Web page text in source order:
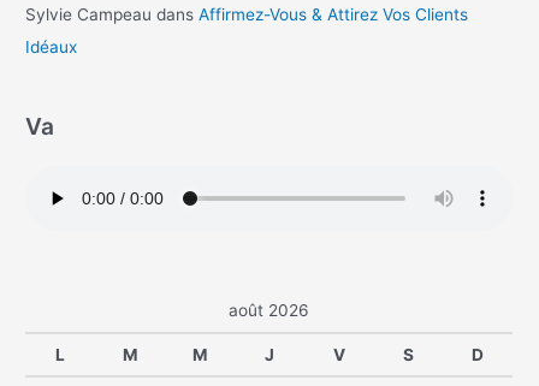
Sylvie Campeau dansAffirmez-Vous & Attirez Vos Clients
Idéaux
Va
août 2026
L M M J V S D